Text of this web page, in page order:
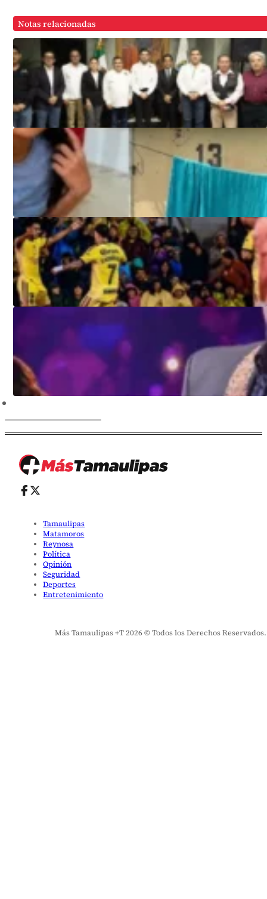
Notas relacionadas
Tamaulipas
Matamoros
Reynosa
Política
Opinión
Seguridad
Deportes
Entretenimiento
Más Tamaulipas +T 2026 © Todos los Derechos